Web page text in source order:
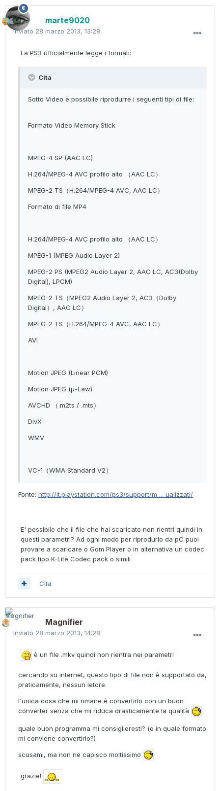
marte9020
Inviato 28 marzo 2013, 13:28
La PS3 ufficialmente legge i formati:
Cita
Sotto Video è possibile riprodurre i seguenti tipi di file:
Formato Video Memory Stick
MPEG-4 SP (AAC LC)
H.264/MPEG-4 AVC profilo alto （AAC LC）
MPEG-2 TS（H.264/MPEG-4 AVC, AAC LC）
Formato di file MP4
H.264/MPEG-4 AVC profilo alto （AAC LC）
MPEG-1 (MPEG Audio Layer 2)
MPEG-2 PS (MPEG2 Audio Layer 2, AAC LC, AC3(Dolby
Digital), LPCM)
MPEG-2 TS（MPEG2 Audio Layer 2, AC3（Dolby
Digital）, AAC LC）
MPEG-2 TS（H.264/MPEG-4 AVC, AAC LC）
AVI
Motion JPEG (Linear PCM)
Motion JPEG (μ-Law)
AVCHD （.m2ts / .mts）
DivX
WMV
VC-1（WMA Standard V2）
Fonte: http://it.playstation.com/ps3/support/m ... ualizzati/
E' possibile che il file che hai scaricato non rientri quindi in
questi parametri? Ad ogni modo per riprodurlo da pC puoi
provare a scaricare o Gom Player o in alternativa un codec
pack tipo K-Lite Codec pack o simili
Cita
Magnifier
Inviato 28 marzo 2013, 14:28
è un file .mkv quindi non rientra nei parametri
cercando su internet, questo tipo di file non è supportato da,
praticamente, nessun letore.
l'unica cosa che mi rimane è convertirlo con un buon
converter senza che mi riduca drasticamente la qualità
quale buon programma mi consiglieresti? (e in quale formato
mi conviene convertirlo?)
scusami, ma non ne capisco moltissimo
grazie!